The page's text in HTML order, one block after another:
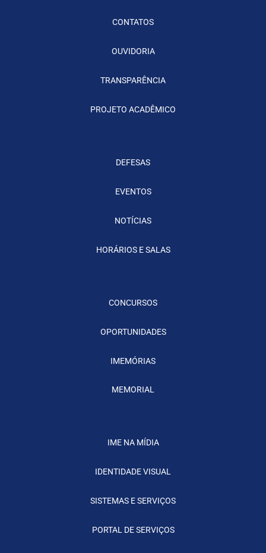
CONTATOS
OUVIDORIA
TRANSPARÊNCIA
PROJETO ACADÊMICO
DEFESAS
EVENTOS
NOTÍCIAS
HORÁRIOS E SALAS
CONCURSOS
OPORTUNIDADES
IMEMÓRIAS
MEMORIAL
IME NA MÍDIA
IDENTIDADE VISUAL
SISTEMAS E SERVIÇOS
PORTAL DE SERVIÇOS